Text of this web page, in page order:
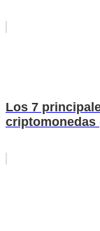
Los 7
criptomonedas